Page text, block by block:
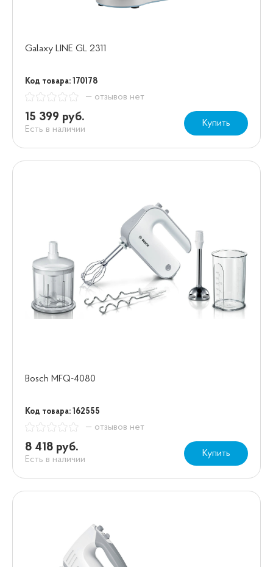
Galaxy LINE GL 2311
Код товара: 170178
— отзывов нет
15 399 руб.
Есть в наличии
Купить
Bosch MFQ-4080
Код товара: 162555
— отзывов нет
8 418 руб.
Есть в наличии
Купить